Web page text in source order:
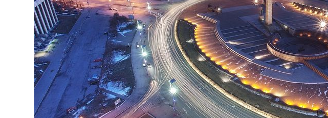
Лос-Анджелес
Москва
Париж
Паттайя